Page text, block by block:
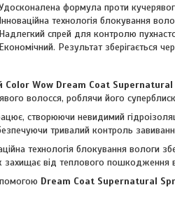
формула проти
Інноваційна технологія блокування
Надлегкий спрей для контролю
Економічний. Результат зберігається
Color Wow Dream Coat Supernatural
волосся, роблячи його
створюючи невидимий
тривалий контроль
технологія блокування вологи
захищає від теплового пошкодження
Dream Coat Supernatural